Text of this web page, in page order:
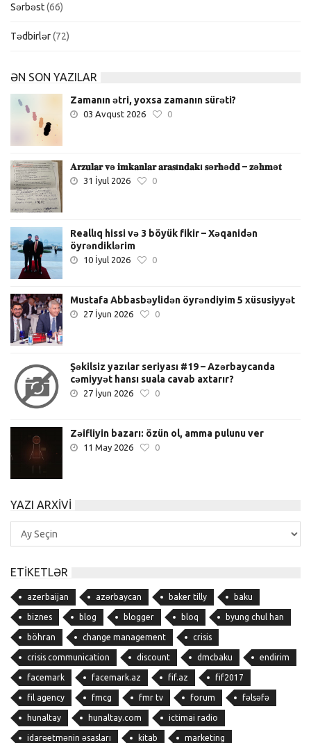
Sərbəst(66)
Tədbirlər(72)
ƏN SON YAZILAR
Zamanın ətri, yoxsa zamanın sürəti?
03 Avqust 2026 0
𝐀𝐫𝐳𝐮𝐥𝐚𝐫 𝐯ə 𝐢𝐦𝐤𝐚𝐧𝐥𝐚𝐫 𝐚𝐫𝐚𝐬ı𝐧𝐝𝐚𝐤ı 𝐬ə𝐫𝐡ə𝐝𝐝 – 𝐳ə𝐡𝐦ə𝐭
31 İyul 2026 0
Reallıq hissi və 3 böyük fikir – Xəqanidən
öyrəndiklərim
10 İyul 2026 0
Mustafa Abbasbəylidən öyrəndiyim 5 xüsusiyyət
27 İyun 2026 0
Şəkilsiz yazılar seriyası #19 – Azərbaycanda
cəmiyyət hansı suala cavab axtarır?
27 İyun 2026 0
Zəifliyin bazarı: özün ol, amma pulunu ver
11 May 2026 0
YAZI ARXIVI
Yazı
Arxivi
ETIKETLƏR
azerbaijan azərbaycan baker tilly baku
biznes blog blogger bloq byung chul han
böhran change management crisis
crisis communication discount dmcbaku endirim
facemark facemark.az fif.az fif2017
fil agency fmcg fmr tv forum fəlsəfə
hunaltay hunaltay.com ictimai radio
idarəetmənin əsasları kitab marketing